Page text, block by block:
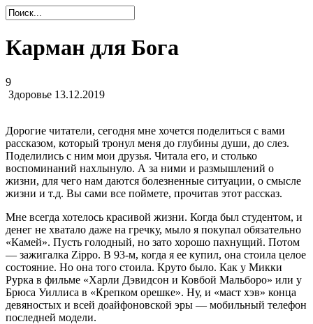
Карман для Бога
9
Здоровье 13.12.2019
Дорогие читатели, сегодня мне хочется поделиться с вами
рассказом, который тронул меня до глубины души, до слез.
Поделились с ним мои друзья. Читала его, и столько
воспоминаний нахлынуло. А за ними и размышлений о
жизни, для чего нам даются болезненные ситуации, о смысле
жизни и т.д. Вы сами все поймете, прочитав этот рассказ.
Мне всегда хотелось красивой жизни. Когда был студентом, и
денег не хватало даже на гречку, мыло я покупал обязательно
«Камей». Пусть голодный, но зато хорошо пахнущий. Потом
— зажигалка Zippo. В 93-м, когда я ее купил, она стоила целое
состояние. Но она того стоила. Круто было. Как у Микки
Рурка в фильме «Харли Дэвидсон и Ковбой Мальборо» или у
Брюса Уиллиса в «Крепком орешке». Ну, и «маст хэв» конца
девяностых и всей доайфоновской эры — мобильный телефон
последней модели.